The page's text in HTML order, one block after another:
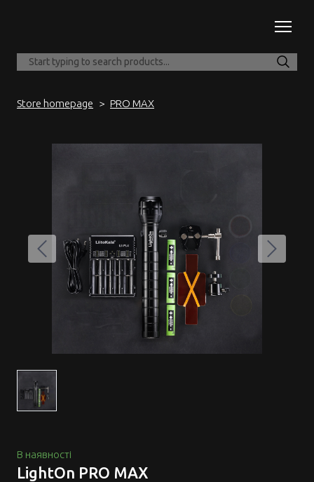
Store homepage PRO MAX
В наявності
LightOn PRO MAX